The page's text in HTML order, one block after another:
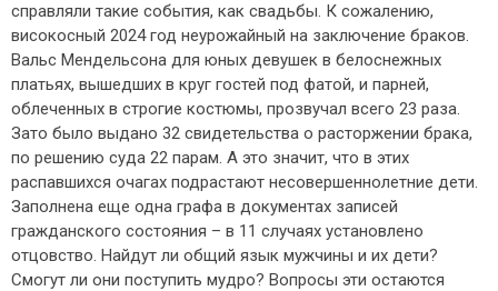
справляли такие события, как свадьбы. К сожалению,
високосный 2024 год неурожайный на заключение браков.
Вальс Мендельсона для юных девушек в белоснежных
платьях, вышедших в круг гостей под фатой, и парней,
облеченных в строгие костюмы, прозвучал всего 23 раза.
Зато было выдано 32 свидетельства о расторжении брака,
по решению суда 22 парам. А это значит, что в этих
распавшихся очагах подрастают несовершеннолетние дети.
Заполнена еще одна графа в документах записей
гражданского состояния – в 11 случаях установлено
отцовство. Найдут ли общий язык мужчины и их дети?
Смогут ли они поступить мудро? Вопросы эти остаются